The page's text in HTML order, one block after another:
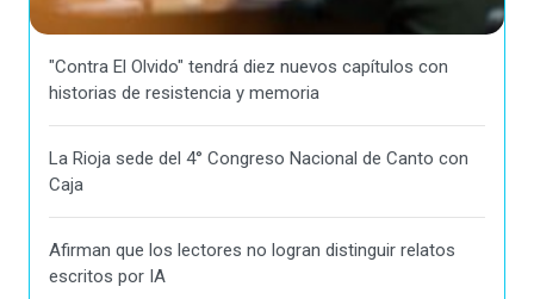
"Contra El Olvido" tendrá diez nuevos capítulos con
historias de resistencia y memoria
La Rioja sede del 4° Congreso Nacional de Canto con
Caja
Afirman que los lectores no logran distinguir relatos
escritos por IA